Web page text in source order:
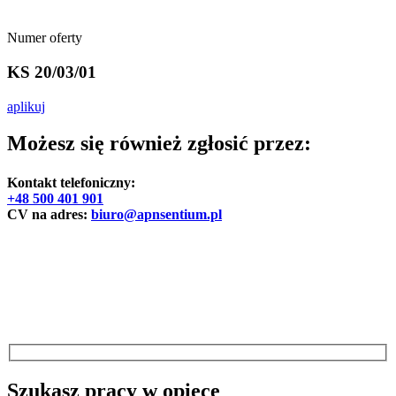
Numer oferty
KS 20/03/01
aplikuj
Możesz się również zgłosić przez:
Kontakt telefoniczny:
+48 500 401 901
CV na adres: biuro@apnsentium.pl
Szukasz pracy w opiece